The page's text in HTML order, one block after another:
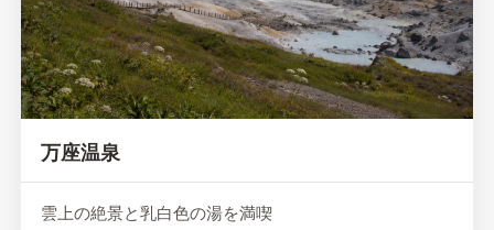
万座温泉
雲上の絶景と乳白色の湯を満喫